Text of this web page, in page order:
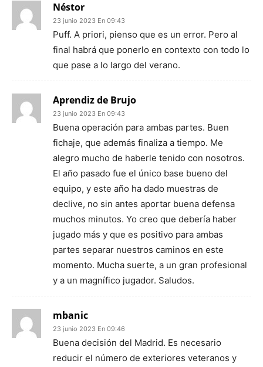
Néstor
23 junio 2023 En 09:43
Puff. A priori, pienso que es un error. Pero al
final habrá que ponerlo en contexto con todo lo
que pase a lo largo del verano.
Aprendiz de Brujo
23 junio 2023 En 09:43
Buena operación para ambas partes. Buen
fichaje, que además finaliza a tiempo. Me
alegro mucho de haberle tenido con nosotros.
El año pasado fue el único base bueno del
equipo, y este año ha dado muestras de
declive, no sin antes aportar buena defensa
muchos minutos. Yo creo que debería haber
jugado más y que es positivo para ambas
partes separar nuestros caminos en este
momento. Mucha suerte, a un gran profesional
y a un magnífico jugador. Saludos.
mbanic
23 junio 2023 En 09:46
Buena decisión del Madrid. Es necesario
reducir el número de exteriores veteranos y